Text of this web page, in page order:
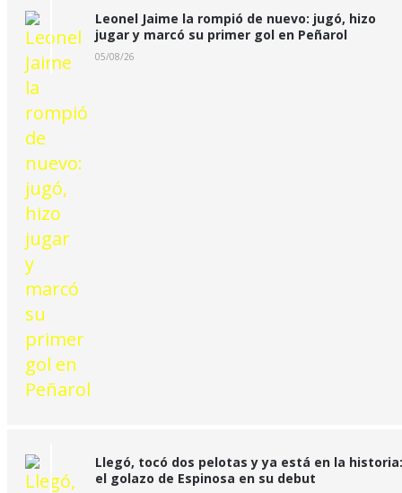
Leonel Jaime la rompió de nuevo: jugó, hizo
jugar y marcó su primer gol en Peñarol
05/08/26
Llegó, tocó dos pelotas y ya está en la historia:
el golazo de Espinosa en su debut